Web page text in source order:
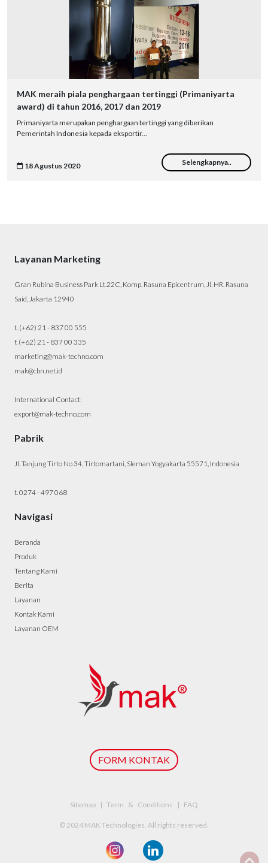
MAK meraih piala penghargaan tertinggi (Primaniyarta
award) di tahun 2016, 2017 dan 2019
Primaniyarta merupakan penghargaan tertinggi yang diberikan
Pemerintah Indonesia kepada eksportir...
18 Agustus 2020 Selengkapnya..
Layanan Marketing
Gran Rubina Business Park Lt.22C, Komp. Rasuna Epicentrum, Jl. HR. Rasuna
Said, Jakarta 12940
t. (+62) 21 - 837 00 555
f. (+62) 21 - 837 00 335
marketing@mak-techno.com
mak@cbn.net.id
International Contact:
export@mak-techno.com
Pabrik
Jl. Tanjung Tirto No 34, Tirtomartani, Sleman Yogyakarta 55571, Indonesia
t. 0274 - 497 068
Navigasi
Beranda
Produk
Tentang Kami
Berita
Layanan
Kontak Kami
Layanan OEM
FORM KONTAK
Sitemap | Term & Conditions | FAQ
© 2024 MAK Technologies. All rights reserved.